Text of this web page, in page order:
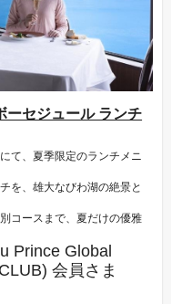
ーセジュール ランチ
て、夏季限定のランチメニ
を、雄大なびわ湖の絶景と
コースまで、夏だけの優雅
Prince Global
会員さま